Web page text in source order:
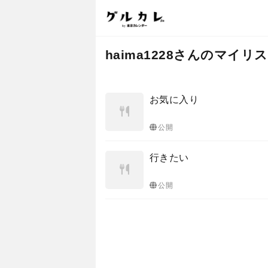
haima1228さんのマイリ
お気に入り
公開
行きたい
公開